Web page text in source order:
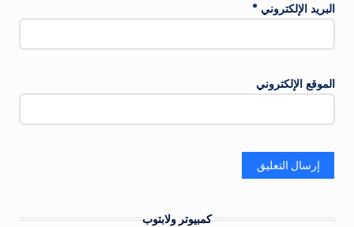
البريد الإلكتروني *
الموقع الإلكتروني
كمبيوتر ولابتوب